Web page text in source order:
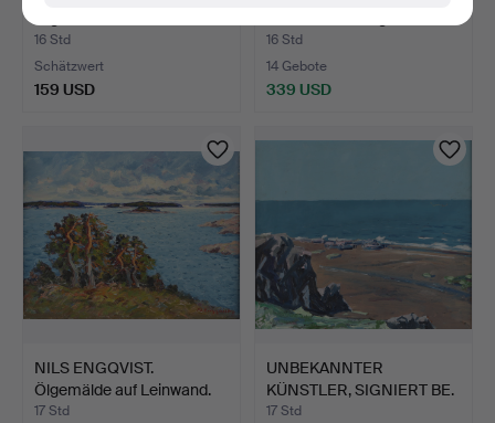
16 Std
Schätzwert
159 USD
16 Std
14 Gebote
339 USD
NILS ENGQVIST.
Ölgemälde auf Leinwand.
Kie…
17 Std
UNBEKANNTER
KÜNSTLER, SIGNIERT BE.
Ölgemäl…
17 Std